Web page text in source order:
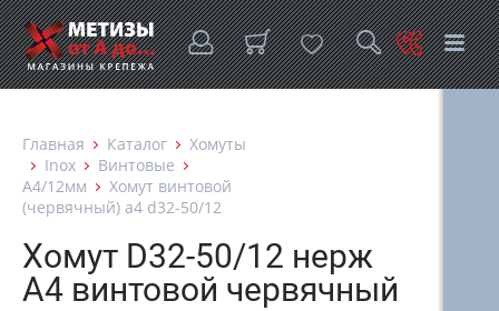
Главная Каталог
Хомуты
Inox
Винтовые
A4/12мм
Хомут винтовой
(червячный) a4 d32-50/12
Хомут D32-50/12 нерж
А4 винтовой червячный